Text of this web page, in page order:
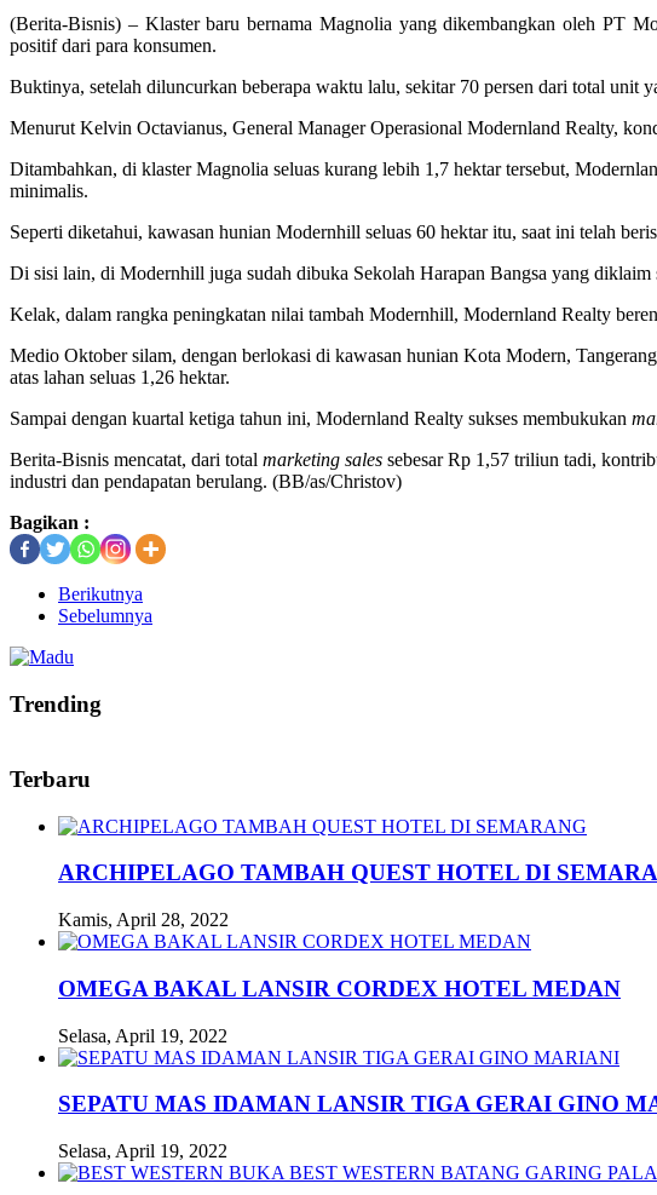
(Berita-Bisnis) – Klaster baru bernama Magnolia yang dikembangkan oleh PT
positif dari para konsumen.
Buktinya, setelah diluncurkan beberapa waktu lalu, sekitar 70 persen dari total unit
Menurut Kelvin Octavianus, General Manager Operasional Modernland Realty,
Ditambahkan, di klaster Magnolia seluas kurang lebih 1,7 hektar tersebut,
minimalis.
Seperti diketahui, kawasan hunian Modernhill seluas 60 hektar itu, saat ini telah
Di sisi lain, di Modernhill juga sudah dibuka Sekolah Harapan Bangsa yang
Kelak, dalam rangka peningkatan nilai tambah Modernhill, Modernland Realty
Medio Oktober silam, dengan berlokasi di kawasan hunian Kota Modern,
atas lahan seluas 1,26 hektar.
Sampai dengan kuartal ketiga tahun ini, Modernland Realty sukses membukukan
Berita-Bisnis mencatat, dari total marketing sales sebesar Rp 1,57 triliun tadi,
industri dan pendapatan berulang. (BB/as/Christov)
Bagikan :
Berikutnya
Sebelumnya
Trending
Terbaru
ARCHIPELAGO TAMBAH QUEST HOTEL DI
Kamis, April 28, 2022
OMEGA BAKAL LANSIR CORDEX HOTEL MEDAN
Selasa, April 19, 2022
SEPATU MAS IDAMAN LANSIR TIGA GERAI GINO
Selasa, April 19, 2022